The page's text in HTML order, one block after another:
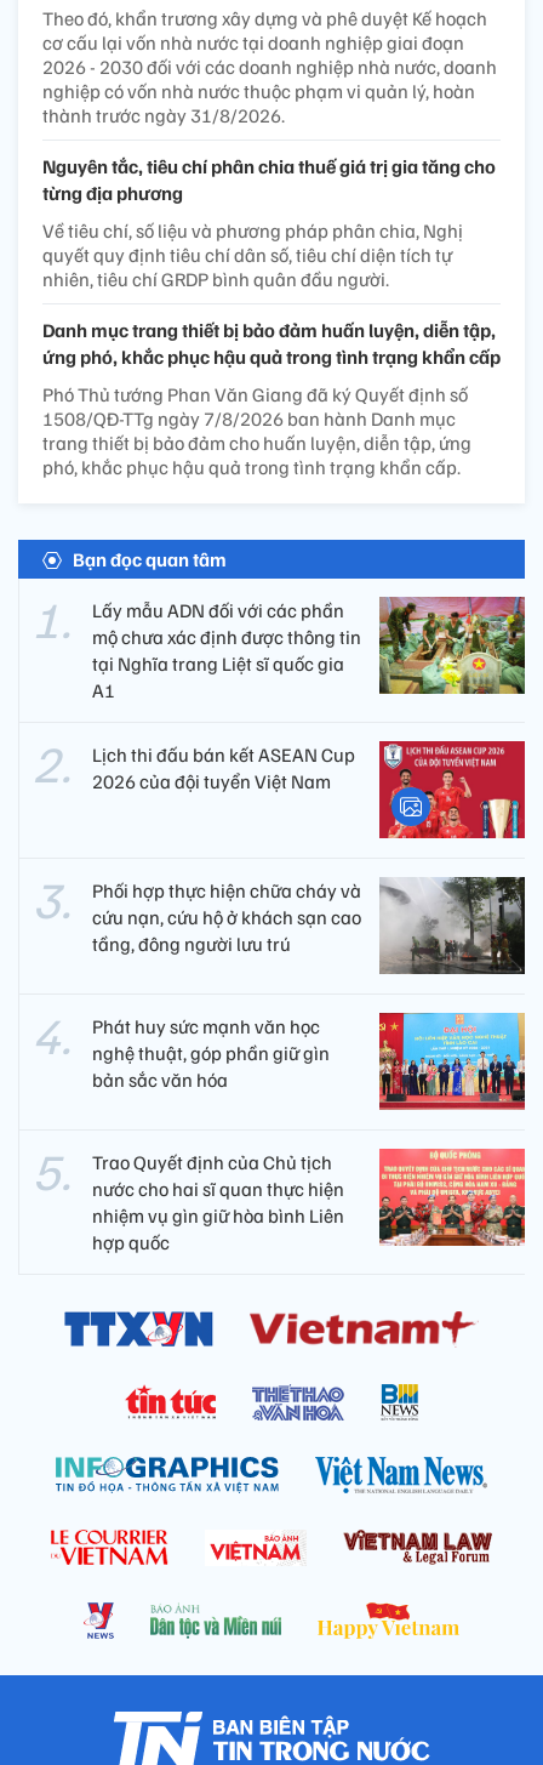
Theo đó, khẩn trương xây dựng và phê duyệt Kế hoạch
cơ cấu lại vốn nhà nước tại doanh nghiệp giai đoạn
2026 - 2030 đối với các doanh nghiệp nhà nước, doanh
nghiệp có vốn nhà nước thuộc phạm vi quản lý, hoàn
thành trước ngày 31/8/2026.
Nguyên tắc, tiêu chí phân chia thuế giá trị gia tăng cho
từng địa phương
Về tiêu chí, số liệu và phương pháp phân chia, Nghị
quyết quy định tiêu chí dân số, tiêu chí diện tích tự
nhiên, tiêu chí GRDP bình quân đầu người.
Danh mục trang thiết bị bảo đảm huấn luyện, diễn tập,
ứng phó, khắc phục hậu quả trong tình trạng khẩn cấp
Phó Thủ tướng Phan Văn Giang đã ký Quyết định số
1508/QĐ-TTg ngày 7/8/2026 ban hành Danh mục
trang thiết bị bảo đảm cho huấn luyện, diễn tập, ứng
phó, khắc phục hậu quả trong tình trạng khẩn cấp.
Bạn đọc quan tâm
Lấy mẫu ADN đối với các phần
mộ chưa xác định được thông tin
tại Nghĩa trang Liệt sĩ quốc gia
A1
Lịch thi đấu bán kết ASEAN Cup
2026 của đội tuyển Việt Nam
Phối hợp thực hiện chữa cháy và
cứu nạn, cứu hộ ở khách sạn cao
tầng, đông người lưu trú
Phát huy sức mạnh văn học
nghệ thuật, góp phần giữ gìn
bản sắc văn hóa
Trao Quyết định của Chủ tịch
nước cho hai sĩ quan thực hiện
nhiệm vụ gìn giữ hòa bình Liên
hợp quốc